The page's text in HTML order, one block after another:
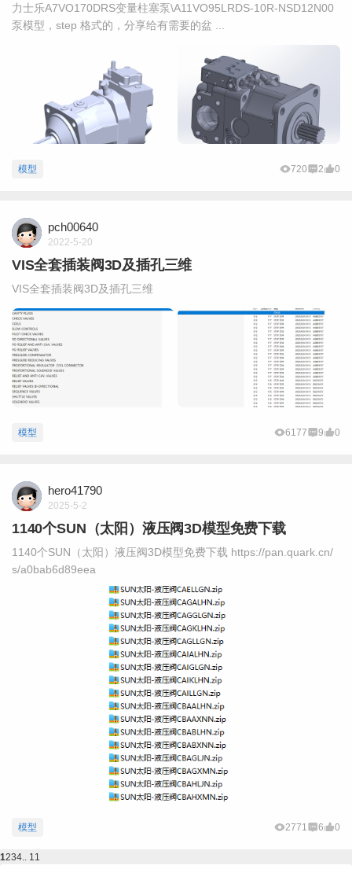
力士乐A7VO170DRS变量柱塞泵\A11VO95LRDS-10R-NSD12N00
泵模型，step 格式的，分享给有需要的盆 ...
模型 720 2 0
pch00640
2022-5-20
VIS全套插装阀3D及插孔三维
VIS全套插装阀3D及插孔三维
模型 6177 9 0
hero41790
2025-5-2
1140个SUN（太阳）液压阀3D模型免费下载
1140个SUN（太阳）液压阀3D模型免费下载 https://pan.quark.cn/
s/a0bab6d89eea
模型 2771 6 0
1234.. 11